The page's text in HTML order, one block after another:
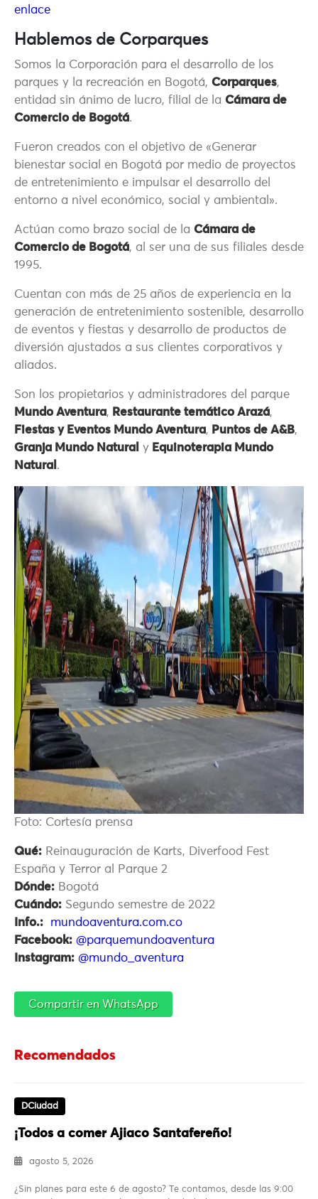
enlace
Hablemos de Corparques
Somos la Corporación para el desarrollo de los
parques y la recreación en Bogotá, Corparques,
entidad sin ánimo de lucro, filial de la Cámara de
Comercio de Bogotá.
Fueron creados con el objetivo de «Generar
bienestar social en Bogotá por medio de proyectos
de entretenimiento e impulsar el desarrollo del
entorno a nivel económico, social y ambiental».
Actúan como brazo social de la Cámara de
Comercio de Bogotá, al ser una de sus filiales desde
1995.
Cuentan con más de 25 años de experiencia en la
generación de entretenimiento sostenible, desarrollo
de eventos y fiestas y desarrollo de productos de
diversión ajustados a sus clientes corporativos y
aliados.
Son los propietarios y administradores del parque
Mundo Aventura, Restaurante temático Arazá,
Fiestas y Eventos Mundo Aventura, Puntos de A&B,
Granja Mundo Natural y Equinoterapia Mundo
Natural .
Foto: Cortesía prensa
Qué: Reinauguración de Karts, Diverfood Fest
España y Terror al Parque 2
Dónde: Bogotá
Cuándo: Segundo semestre de 2022
Info.:
mundoaventura.com.co
Facebook: @parquemundoaventura
Instagram: @mundo_aventura
Compartir en WhatsApp
Recomendados
DCiudad
¡Todos a comer Ajiaco Santafereño!
agosto 5, 2026
¿Sin planes para este 6 de agosto? Te contamos, desde las 9:00